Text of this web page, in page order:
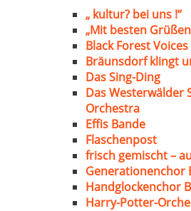
„ kultur? bei uns !“
„Mit besten
Black Forest
Bräunsdorf klingt
Das Sing-Ding
Das Westerwälder
Orchestra
Effis Bande
Flaschenpost
frisch gemischt –
Generationenchor
Handglockenchor
Harry-Potter-